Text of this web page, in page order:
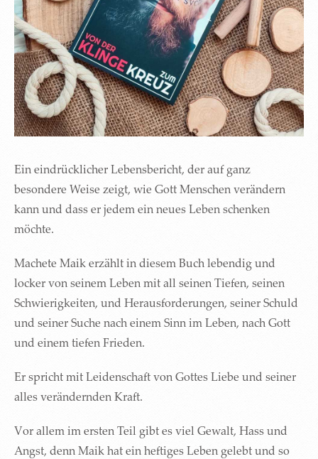
Ein eindrücklicher Lebensbericht, der auf ganz
besondere Weise zeigt, wie Gott Menschen verändern
kann und dass er jedem ein neues Leben schenken
möchte.
Machete Maik erzählt in diesem Buch lebendig und
locker von seinem Leben mit all seinen Tiefen, seinen
Schwierigkeiten, und Herausforderungen, seiner Schuld
und seiner Suche nach einem Sinn im Leben, nach Gott
und einem tiefen Frieden.
Er spricht mit Leidenschaft von Gottes Liebe und seiner
alles verändernden Kraft.
Vor allem im ersten Teil gibt es viel Gewalt, Hass und
Angst, denn Maik hat ein heftiges Leben gelebt und so